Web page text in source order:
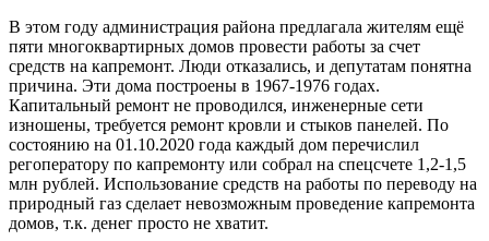
В этом году администрация района предлагала жителям ещё
пяти многоквартирных домов провести работы за счет
средств на капремонт. Люди отказались, и депутатам понятна
причина. Эти дома построены в 1967-1976 годах.
Капитальный ремонт не проводился, инженерные сети
изношены, требуется ремонт кровли и стыков панелей. По
состоянию на 01.10.2020 года каждый дом перечислил
регоператору по капремонту или собрал на спецсчете 1,2-1,5
млн рублей. Использование средств на работы по переводу на
природный газ сделает невозможным проведение капремонта
домов, т.к. денег просто не хватит.